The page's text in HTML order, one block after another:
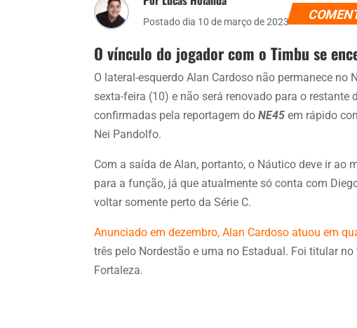
Postado dia 10 de março de 2023
O vínculo do jogador com o Timbu se
O lateral-esquerdo Alan Cardoso não permanece no
sexta-feira (10) e não será renovado para o
confirmadas pela reportagem doNE45em rápido
Nei Pandolfo.
Com a saída de Alan, portanto, o Náutico deve ir ao
para a função, já que atualmente só conta com
voltar somente perto da Série C.
Anunciado em dezembro, Alan Cardoso atuou em
três pelo Nordestão e uma no Estadual. Foi titular
Fortaleza.